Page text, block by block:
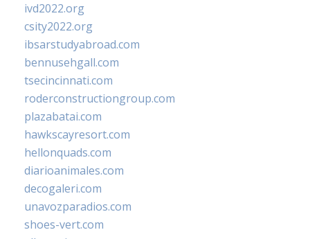
ivd2022.org
csity2022.org
ibsarstudyabroad.com
bennusehgall.com
tsecincinnati.com
roderconstructiongroup.com
plazabatai.com
hawkscayresort.com
hellonquads.com
diarioanimales.com
decogaleri.com
unavozparadios.com
shoes-vert.com